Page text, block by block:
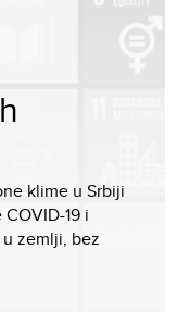
klime u Srbiji
19 i
zemlji, bez